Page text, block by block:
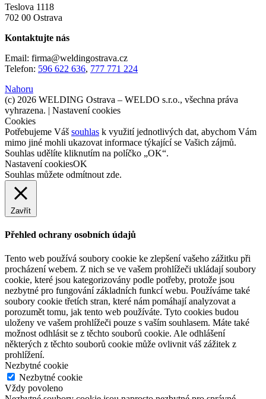
Teslova 1118
702 00 Ostrava
Kontaktujte nás
Email: firma@weldingostrava.cz
Telefon: 596 622 636, 777 771 224
Nahoru
(c) 2026 WELDING Ostrava – WELDO s.r.o., všechna práva
vyhrazena. | Nastavení cookies
Cookies
Potřebujeme Váš souhlas k využití jednotlivých dat, abychom Vám
mimo jiné mohli ukazovat informace týkající se Vašich zájmů.
Souhlas udělíte kliknutím na políčko „OK“.
Nastavení cookiesOK
Souhlas můžete odmítnout zde.
Zavřít
Přehled ochrany osobních údajů
Tento web používá soubory cookie ke zlepšení vašeho zážitku při
procházení webem. Z nich se ve vašem prohlížeči ukládají soubory
cookie, které jsou kategorizovány podle potřeby, protože jsou
nezbytné pro fungování základních funkcí webu. Používáme také
soubory cookie třetích stran, které nám pomáhají analyzovat a
porozumět tomu, jak tento web používáte. Tyto cookies budou
uloženy ve vašem prohlížeči pouze s vaším souhlasem. Máte také
možnost odhlásit se z těchto souborů cookie. Ale odhlášení
některých z těchto souborů cookie může ovlivnit váš zážitek z
prohlížení.
Nezbytné cookie
Nezbytné cookie
Vždy povoleno